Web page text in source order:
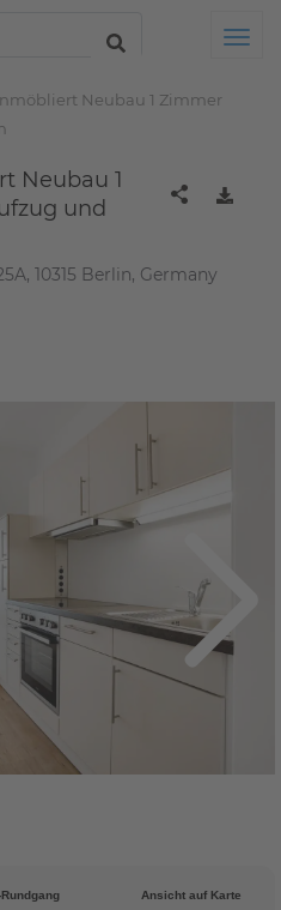
Neubau 1 Zimmer
Neubau 1
und
10315 Berlin, Germany
Ansicht auf Karte